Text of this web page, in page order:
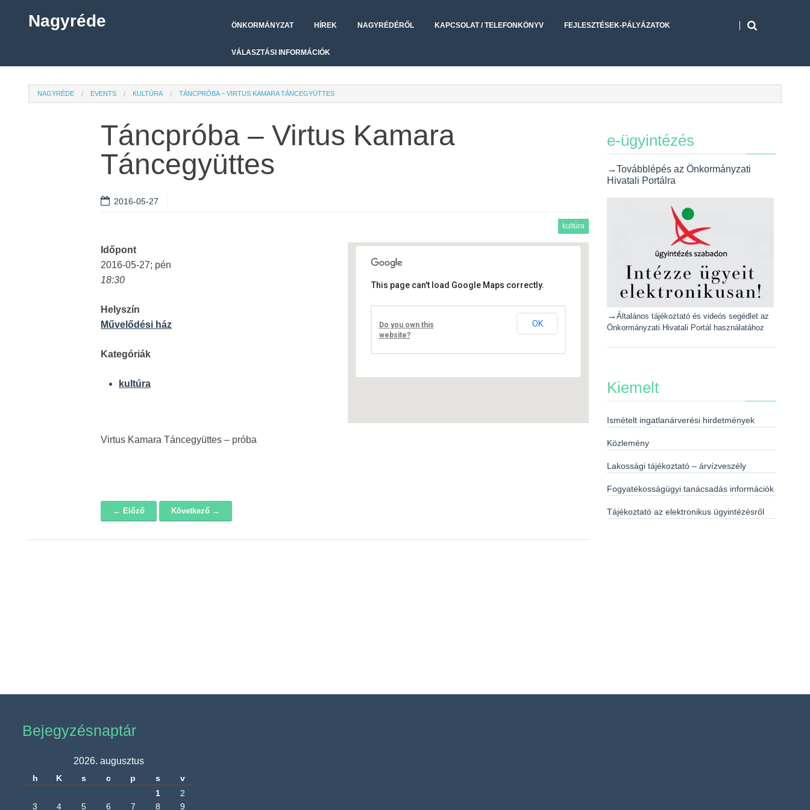
Nagyréde ÖNKORMÁNYZAT HÍREK NAGYRÉDÉRŐL KAPCSOLAT / TELEFONKÖNYV FEJLESZTÉSEK-PÁLYÁZATOK
VÁLASZTÁSI INFORMÁCIÓK
NAGYRÉDE EVENTS KULTÚRA TÁNCPRÓBA – VIRTUS KAMARA TÁNCEGYÜTTES
Táncpróba – Virtus Kamara
Táncegyüttes
2016-05-27
kultúra
Művelődési ház
Fő út 8 - Nagyréde
Események
This page can't load Google Maps correctly.
Do you own this
website?
OK
Időpont
2016-05-27; pén
18:30
Helyszín
Művelődési ház
Kategóriák
kultúra
Virtus Kamara Táncegyüttes – próba
← Előző Következő →
e-ügyintézés
→Továbblépés az Önkormányzati
Hivatali Portálra
→ Általános tájékoztató és videós segédlet az
Önkormányzati Hivatali Portál használatához
Kiemelt
Ismételt ingatlanárverési hirdetmények
Közlemény
Lakossági tájékoztató – árvízveszély
Fogyatékosságügyi tanácsadás információk
Tájékoztató az elektronikus ügyintézésről
Bejegyzésnaptár
2026. augusztus
h K s c p s
v
1
2
3
4 5 6 7 8 9